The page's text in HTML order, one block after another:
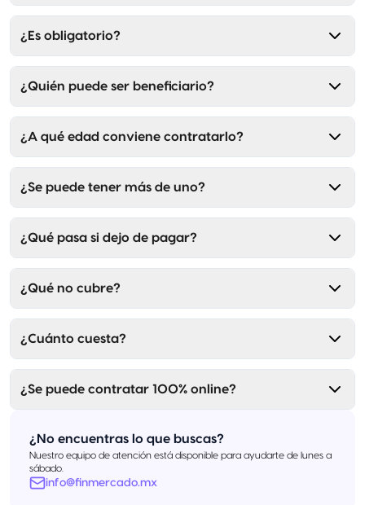
¿Es obligatorio?
¿Quién puede ser beneficiario?
¿A qué edad conviene contratarlo?
¿Se puede tener más de uno?
¿Qué pasa si dejo de pagar?
¿Qué no cubre?
¿Cuánto cuesta?
¿Se puede contratar 100% online?
¿No encuentras lo que buscas?
Nuestro equipo de atención está disponible para ayudarte de lunes a
sábado.
info@finmercado.mx